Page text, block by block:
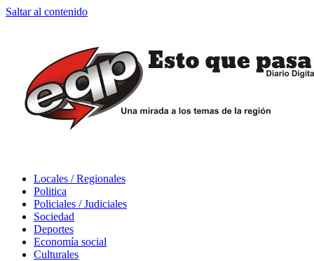
Saltar al contenido
Locales / Regionales
Politica
Policiales / Judiciales
Sociedad
Deportes
Economía social
Culturales